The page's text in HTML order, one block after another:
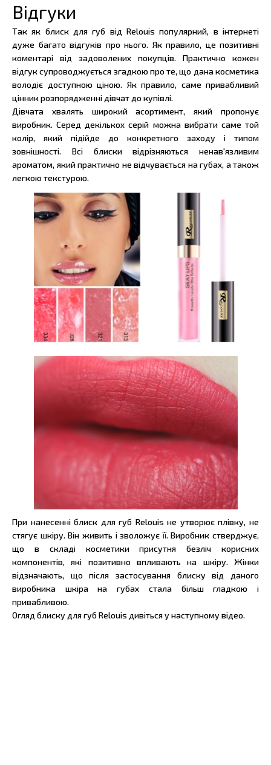
Відгуки
Так як блиск для губ від Relouis популярний, в інтернеті
дуже багато відгуків про нього. Як правило, це позитивні
коментарі від задоволених покупців. Практично кожен
відгук супроводжується згадкою про те, що дана косметика
володіє доступною ціною. Як правило, саме привабливий
цінник розпорядженні дівчат до купівлі.
Дівчата хвалять широкий асортимент, який пропонує
виробник. Серед декількох серій можна вибрати саме той
колір, який підійде до конкретного заходу і типом
зовнішності. Всі блиски відрізняються ненав'язливим
ароматом, який практично не відчувається на губах, а також
легкою текстурою.
При нанесенні блиск для губ Relouis не утворює плівку, не
стягує шкіру. Він живить і зволожує її. Виробник стверджує,
що в складі косметики присутня безліч корисних
компонентів, які позитивно впливають на шкіру. Жінки
відзначають, що після застосування блиску від даного
виробника шкіра на губах стала більш гладкою і
привабливою.
Огляд блиску для губ Relouis дивіться у наступному відео.